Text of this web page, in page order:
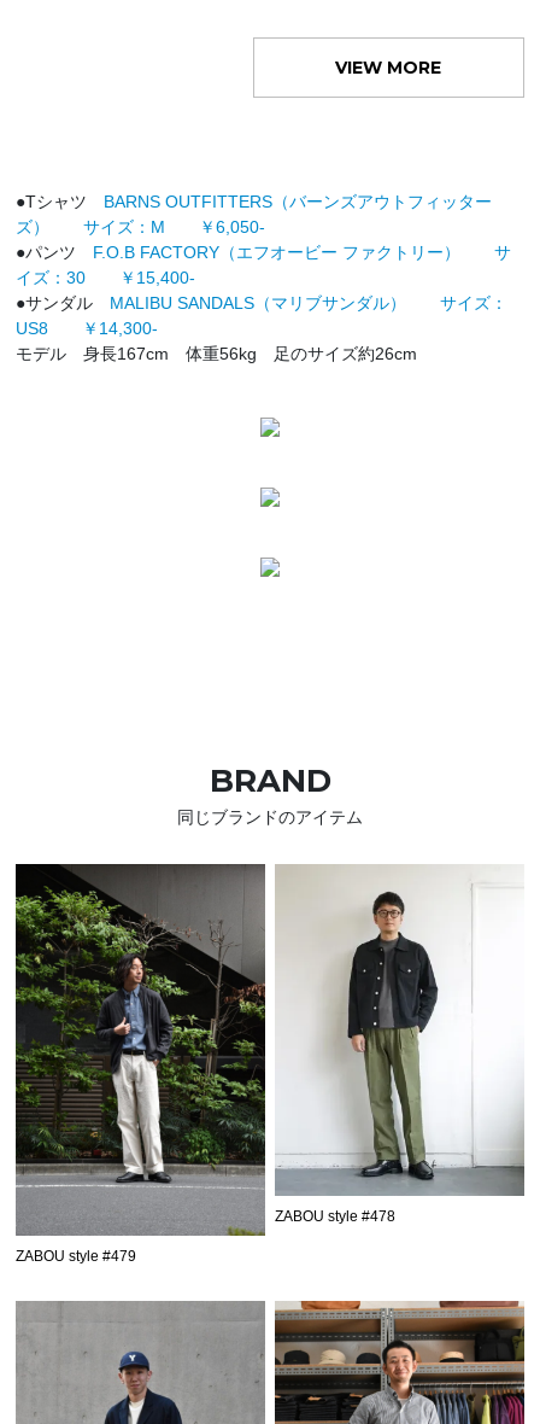
VIEW MORE
●Tシャツ BARNS OUTFITTERS（バーンズアウトフィッター
ズ） サイズ：M ￥6,050-
●パンツ F.O.B FACTORY（エフオービー ファクトリー） サ
イズ：30 ￥15,400-
●サンダル MALIBU SANDALS（マリブサンダル） サイズ：
US8 ￥14,300-
モデル 身長167cm 体重56kg 足のサイズ約26cm
BRAND
同じブランドのアイテム
ZABOU style #479
ZABOU style #478